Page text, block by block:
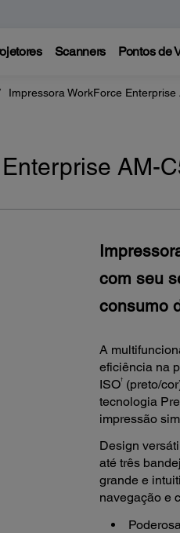
Scanners Pontos de
Impressora WorkForce Enterprise
AM-
com seu
consumo
A
eficiência na
ISO†(preto/
tecnologia
impressão
Design
até três
grande e
navegação e